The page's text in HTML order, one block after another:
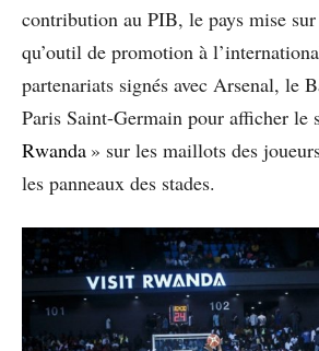
contribution au PIB, le pays mise
qu’outil de promotion à
partenariats signés avec Arsenal, le
Paris Saint-Germain pour afficher le
Rwanda » sur les maillots des
les panneaux des stades.